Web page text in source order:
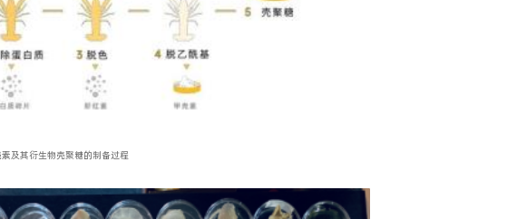
及其衍生物壳聚糖的制备过程